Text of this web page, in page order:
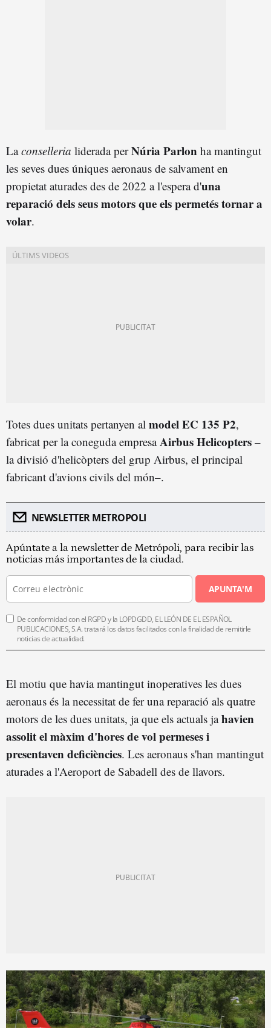
Laconselleria liderada perNúria Parlon ha mantingut
les seves dues úniques aeronaus de salvament en
propietat aturades des de 2022 a l'espera d'una
reparació dels seus motors que els permetés tornar a
volar.
Totes dues unitats pertanyen al model EC 135 P2,
fabricat per la coneguda empresaAirbus Helicopters –
la divisió d'helicòpters del grup Airbus, el principal
fabricant d'avions civils del món–.
NEWSLETTER METROPOLI
Apúntate a la newsletter de Metrópoli, para recibir las
noticias más importantes de la ciudad.
APUNTA'M
De conformidad con el RGPD y la LOPDGDD, EL LEÓN DE EL ESPAÑOL
PUBLICACIONES, S.A. tratará los datos facilitados con la finalidad de remitirle
noticias de actualidad.
El motiu que havia mantingut inoperatives les dues
aeronaus és la necessitat de fer una reparació als quatre
motors de les dues unitats, ja que els actuals jahavien
assolit el màxim d'hores de vol permeses i
presentaven deficiències. Les aeronaus s'han mantingut
aturades a l'Aeroport de Sabadell des de llavors.